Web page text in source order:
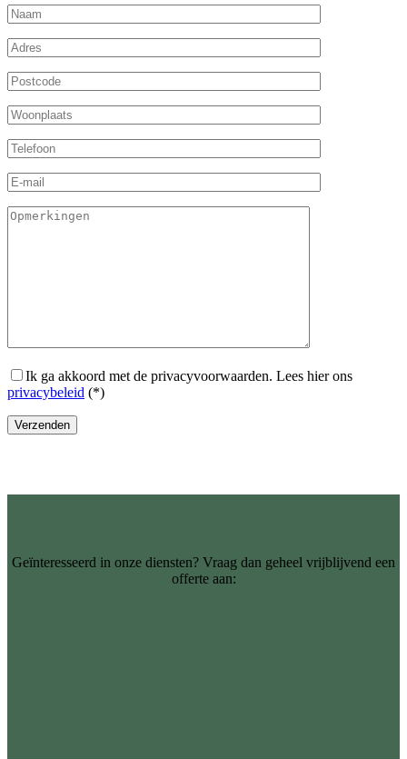
Ik ga akkoord met de privacyvoorwaarden. Lees hier ons
privacybeleid (*)
Geïnteresseerd in onze diensten? Vraag dan geheel vrijblijvend een
offerte aan: